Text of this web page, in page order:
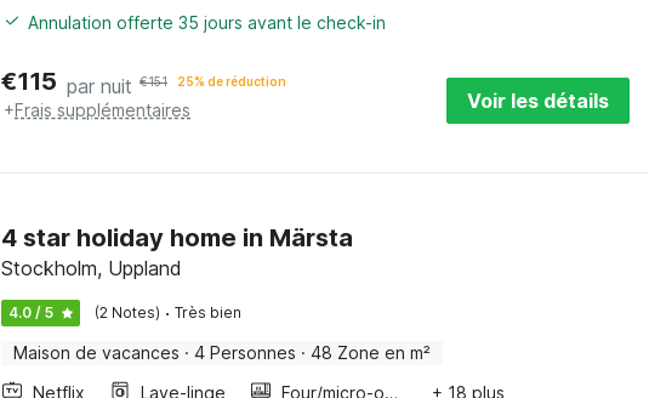
Annulation offerte 35 jours avant le check-in
€115 par nuit €151 25% de réduction
+Frais supplémentaires Voir les détails
4 star holiday home in Märsta
Stockholm, Uppland
4.0 / 5 (2 Notes) · Très bien
Maison de vacances · 4 Personnes · 48 Zone en m²
Netflix
Lave-linge Four/micro-onde combinés
+ 18 plus